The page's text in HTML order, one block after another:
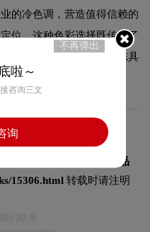
的冷色调，营造值得信赖的
位。这种色彩选择既传递了
效吸引目标受众，使标志具
酒店标志设计含义及酒店品
15306.html 转载时请注明
不再弹出
啦～
咨询三文
询